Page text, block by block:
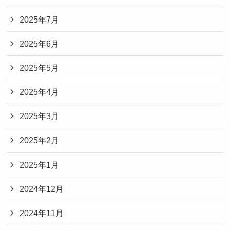
2025年7月
2025年6月
2025年5月
2025年4月
2025年3月
2025年2月
2025年1月
2024年12月
2024年11月